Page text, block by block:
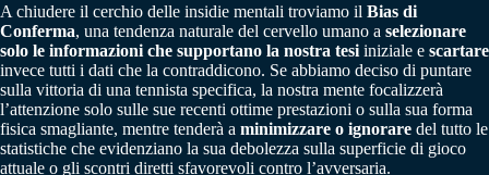
A chiudere il cerchio delle insidie mentali troviamo il Bias di
Conferma, una tendenza naturale del cervello umano a selezionare
solo le informazioni che supportano la nostra tesi iniziale e scartare
invece tutti i dati che la contraddicono. Se abbiamo deciso di puntare
sulla vittoria di una tennista specifica, la nostra mente focalizzerà
l’attenzione solo sulle sue recenti ottime prestazioni o sulla sua forma
fisica smagliante, mentre tenderà a minimizzare o ignorare del tutto le
statistiche che evidenziano la sua debolezza sulla superficie di gioco
attuale o gli scontri diretti sfavorevoli contro l’avversaria.